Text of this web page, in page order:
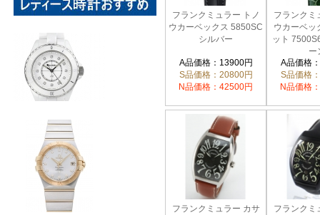
フランクミュラー トノ
ウカーベックス 5850SC
シルバー
A品価格：13900円
S品価格：20800円
N品価格：42500円
フランクミ
ウカーベッ
ット
ー
A品価格
S品価格
N品価格
フランクミュラー カサ
フランクミ